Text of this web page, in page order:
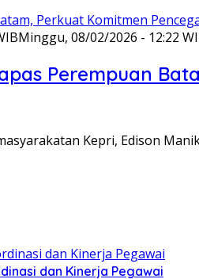
Minggu, 08/02/2026 - 12:22
Perempuan
Kepri, Edison
dan Kinerja Pegawai